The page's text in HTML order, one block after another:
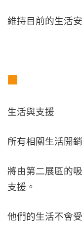
維持目前的生活
生活與支援
所有相關生活開
將由第二展區的
支援。
他們的生活不會